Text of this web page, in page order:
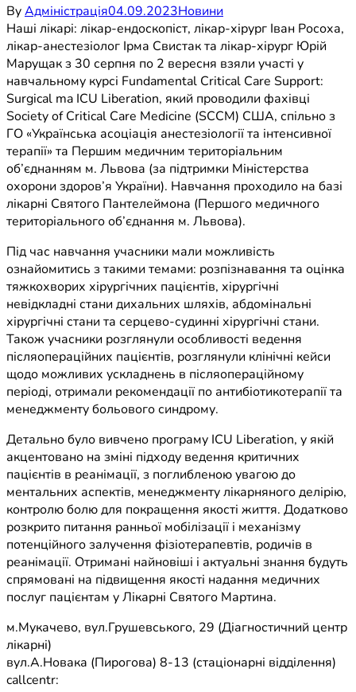
ByАдміністрація04.09.2023Новини
Наші лікарі: лікар-ендоскопіст, лікар-хірург Іван Росоха,
лікар-анестезіолог Ірма Свистак та лікар-хірург Юрій
Марущак з 30 серпня по 2 вересня взяли участі у
навчальному курсі Fundamental Critical Care Support:
Surgical ma ICU Liberation, який проводили фахівці
Society of Critical Care Medicine (SCCM) США, спільно з
ГО «Українська асоціація анестезіології та інтенсивної
терапії» та Першим медичним територіальним
об’єднанням м. Львова (за підтримки Міністерства
охорони здоров’я України). Навчання проходило на базі
лікарні Святого Пантелеймона (Першого медичного
територіального об’єднання м. Львова).
Під час навчання учасники мали можливість
ознайомитись з такими темами: розпізнавання та оцінка
тяжкохворих хірургічних пацієнтів, хірургічні
невідкладні стани дихальних шляхів, абдомінальні
хірургічні стани та серцево-судинні хірургічні стани.
Також учасники розглянули особливості ведення
післяопераційних пацієнтів, розглянули клінічні кейси
щодо можливих ускладнень в післяопераційному
періоді, отримали рекомендації по антибіотикотерапії та
менеджменту больового синдрому.
Детально було вивчено програму ICU Liberation, у якій
акцентовано на зміні підходу ведення критичних
пацієнтів в реанімації, з поглибленою увагою до
ментальних аспектів, менеджменту лікарняного делірію,
контролю болю для покращення якості життя. Додатково
розкрито питання ранньої мобілізації і механізму
потенційного залучення фізіотерапевтів, родичів в
реанімації. Отримані найновіші і актуальні знання будуть
спрямовані на підвищення якості надання медичних
послуг пацієнтам у Лікарні Святого Мартина.
м.Мукачево, вул.Грушевського, 29 (Діагностичний центр
лікарні)
вул.А.Новака (Пирогова) 8-13 (стаціонарні відділення)
callcentr: